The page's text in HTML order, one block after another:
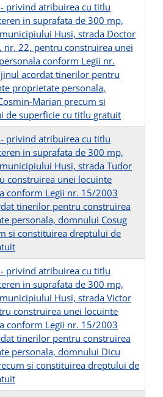
- privind atribuirea cu titlu
in suprafata de 300 mp,
Husi, strada Doctor
nr. 22, pentru construirea unei
conform Legii nr.
acordat tinerilor pentru
proprietate personala,
Marian precum si
de superficie cu titlu gratuit
- privind atribuirea cu titlu
in suprafata de 300 mp,
Husi, strada Tudor
construirea unei locuinte
conform Legii nr. 15/2003
tinerilor pentru construirea
personala, domnului Cosug
si constituirea dreptului de
- privind atribuirea cu titlu
in suprafata de 300 mp,
Husi, strada Victor
construirea unei locuinte
conform Legii nr. 15/2003
tinerilor pentru construirea
personala, domnului Dicu
si constituirea dreptului de